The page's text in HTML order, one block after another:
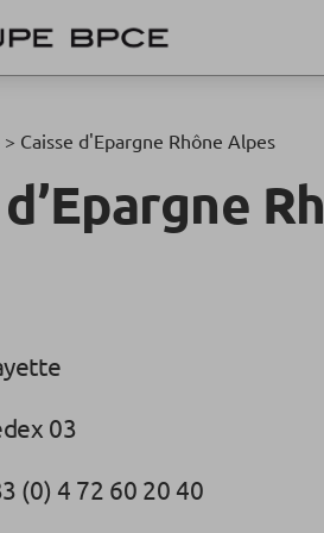
> Caisse d'Epargne Rhône Alpes
03
(0) 4 72 60 20 40